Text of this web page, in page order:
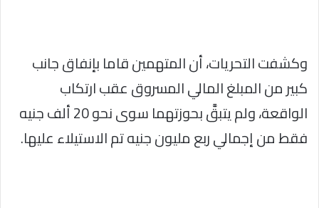
وكشفت التحريات، أن المتهمين قاما بإنفاق جانب
كبير من المبلغ المالي المسروق عقب ارتكاب
الواقعة، ولم يتبقَّ بحوزتهما سوى نحو 20 ألف جنيه
فقط من إجمالي ربع مليون جنيه تم الاستيلاء عليها.